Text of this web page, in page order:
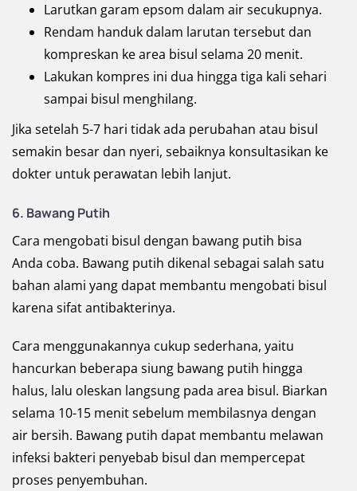
Larutkan garam epsom dalam air secukupnya.
Rendam handuk dalam larutan tersebut dan
kompreskan ke area bisul selama 20 menit.
Lakukan kompres ini dua hingga tiga kali sehari
sampai bisul menghilang.
Jika setelah 5-7 hari tidak ada perubahan atau bisul
semakin besar dan nyeri, sebaiknya konsultasikan ke
dokter untuk perawatan lebih lanjut.
6. Bawang Putih
Cara mengobati bisul dengan bawang putih bisa
Anda coba. Bawang putih dikenal sebagai salah satu
bahan alami yang dapat membantu mengobati bisul
karena sifat antibakterinya.
Cara menggunakannya cukup sederhana, yaitu
hancurkan beberapa siung bawang putih hingga
halus, lalu oleskan langsung pada area bisul. Biarkan
selama 10-15 menit sebelum membilasnya dengan
air bersih. Bawang putih dapat membantu melawan
infeksi bakteri penyebab bisul dan mempercepat
proses penyembuhan.